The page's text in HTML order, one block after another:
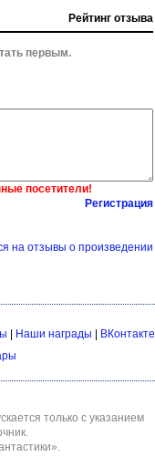
Рейтинг отзыва
первым.
посетители!
Регистрация
на отзывы о произведении
| Наши награды | ВКонтакте
только с указанием